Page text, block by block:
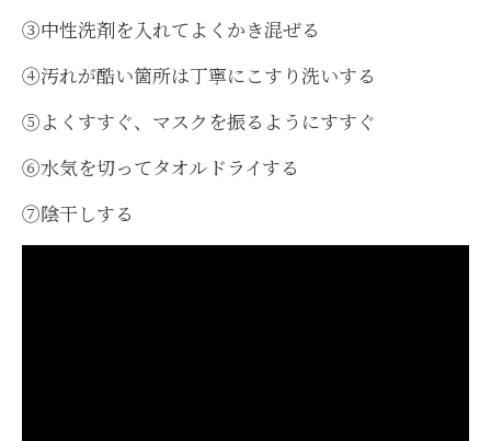
③中性洗剤を入れてよくかき混ぜる
④汚れが酷い箇所は丁寧にこすり洗いする
⑤よくすすぐ、マスクを振るようにすすぐ
⑥水気を切ってタオルドライする
⑦陰干しする